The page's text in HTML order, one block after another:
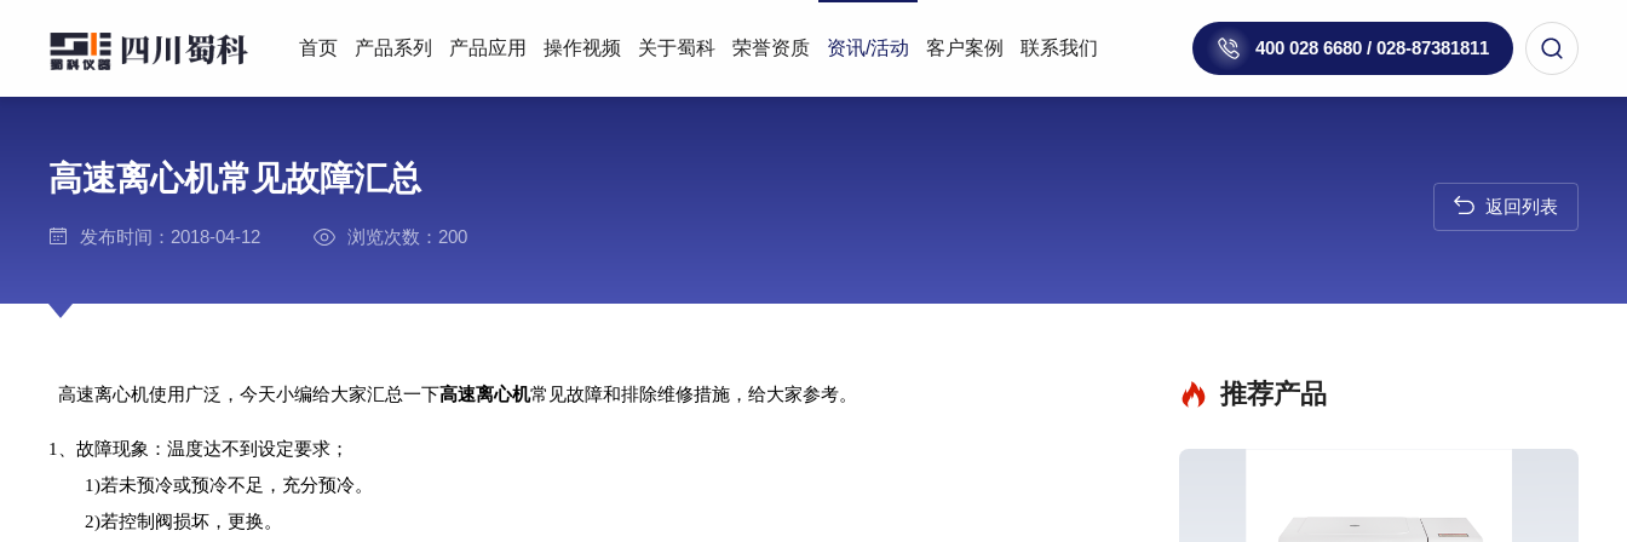
400 028 6680 / 028-87381811
首页 产品系列 产品应用 操作视频 关于蜀科 荣誉资质 资讯/活动 客户案例 联系我们
高速离心机常见故障汇总
发布时间：2018-04-12 浏览次数：200
返回列表
高速离心机使用广泛，今天小编给大家汇总一下高速离心机常见故障和排除维修措施，给大家参考。
1、故障现象：温度达不到设定要求；
1)若未预冷或预冷不足，充分预冷。
2)若控制阀损坏，更换。
推荐产品